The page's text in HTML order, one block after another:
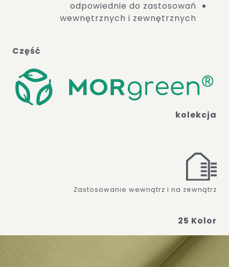
odpowiednie do zastosowań
wewnętrznych i zewnętrznych
Część
kolekcja
Zastosowanie wewnątrz i na zewnątrz
25 Kolor